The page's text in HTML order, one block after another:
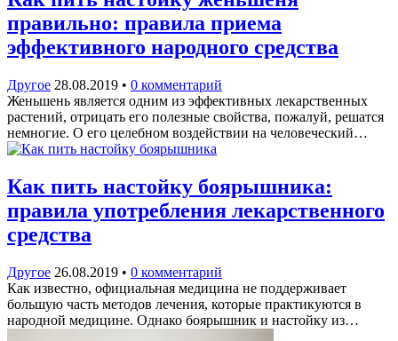
правильно: правила приема
эффективного народного средства
Другое 28.08.2019 • 0 комментарий
Женьшень является одним из эффективных лекарственных
растений, отрицать его полезные свойства, пожалуй, решатся
немногие. О его целебном воздействии на человеческий…
Как пить настойку боярышника:
правила употребления лекарственного
средства
Другое 26.08.2019 • 0 комментарий
Как известно, официальная медицина не поддерживает
большую часть методов лечения, которые практикуются в
народной медицине. Однако боярышник и настойку из…